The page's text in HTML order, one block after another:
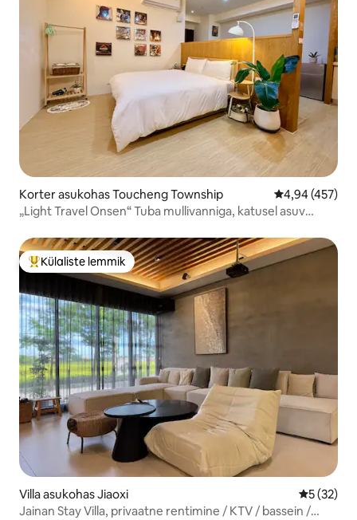
Korter asukohas Toucheng Township Keskmine
4,94 (457)
„Light Travel Onsen“ Tuba mullivanniga, katusel asuv
mägedele, merevaade, tasuta tasane parkimine, iseseisev
sisseregistreerimine
Külaliste suur lemmik
Külaliste lemmik
Villa asukohas Jiaoxi Keskmine
5 (32)
Jainan Stay Villa, privaatne rentimine / KTV / bassein /